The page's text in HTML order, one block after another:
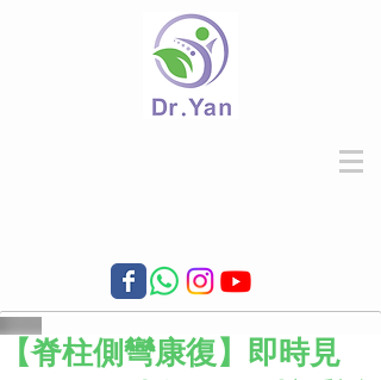
【脊柱側彎康復】即時見